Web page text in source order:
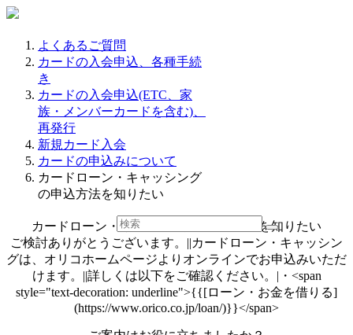
よくあるご質問
カードの入会申込、各種手続
き
カードの入会申込(ETC、家
族・メンバーカードを含む)、
再発行
新規カード入会
カードの申込みについて
カードローン・キャッシング
の申込方法を知りたい
カードローン・キャッシングの申込方法を知りたい
ご検討ありがとうございます。||カードローン・キャッシン
グは、オリコホームページよりオンラインでお申込みいただ
けます。||詳しくは以下をご確認ください。|・<span
style="text-decoration: underline">{{[ローン・お金を借りる]
(https://www.orico.co.jp/loan/)}}</span>